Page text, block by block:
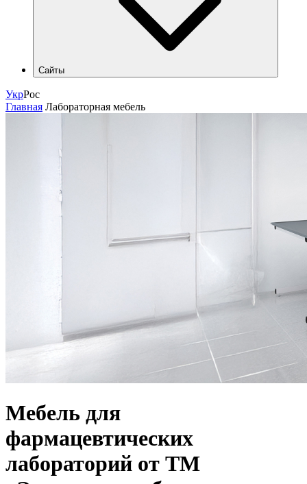
Сайты
shop.hlr.ua
УкрРос
Главная Лабораторная мебель
Мебель для
фармацевтических
лабораторий от ТМ